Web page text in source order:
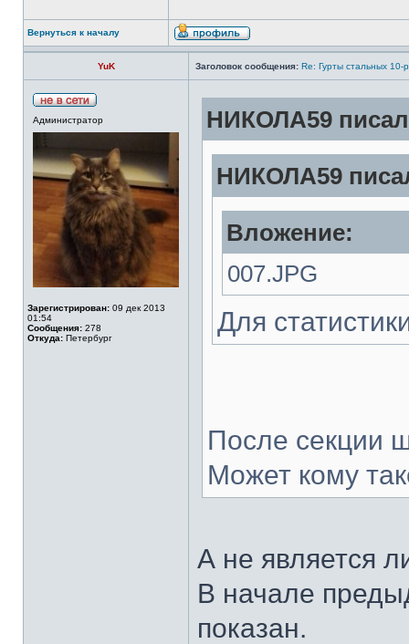
Вернуться к началу
YuK Заголовок сообщения: Re: Гурты стальных 10-
Администратор
Зарегистрирован: 09 дек 2013
01:54
Сообщения: 278
Откуда: Петербург
НИКОЛА59
НИКОЛА59
Вложение:
007.JPG
Для
После секции
Может кому
А не является
В начале
показан.